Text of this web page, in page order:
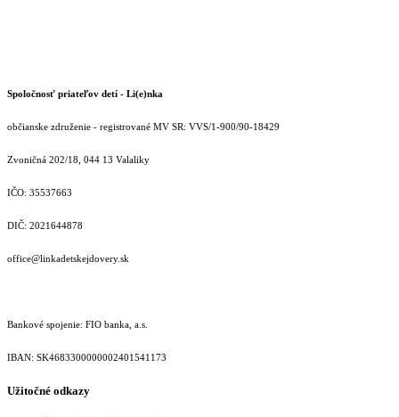
Spoločnosť priateľov detí - Li(e)nka
občianske združenie - registrované MV SR: VVS/1-900/90-18429
Zvoničná 202/18, 044 13 Valaliky
IČO: 35537663
DIČ: 2021644878
office@linkadetskejdovery.sk
Bankové spojenie: FIO banka, a.s.
IBAN: SK46833000000­02401541173
Užitočné odkazy